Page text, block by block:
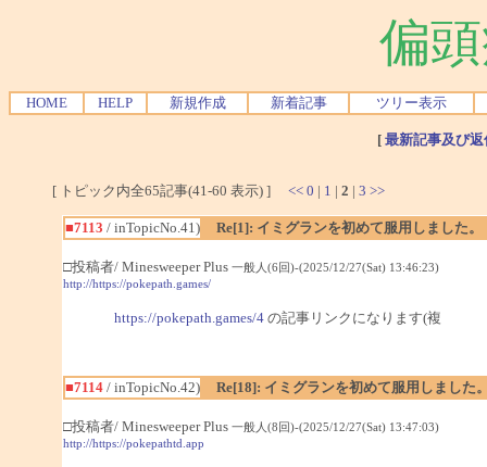
偏
HOME HELP 新規作成 新着記事 ツリー表示
[ 最新記事及び
[ トピック内全65記事(41-60 表示) ] << 0 | 1 | 2 | 3 >>
■7113 / inTopicNo.41) Re[1]: イミグランを初めて服用しました。
□投稿者/ Minesweeper Plus 一般人(6回)-(2025/12/27(Sat) 13:46:23)
http://https://pokepath.games/
https://pokepath.games/4の記事リンクになります(複
■7114/ inTopicNo.42) Re[18]: イミグランを初めて服用しました
□投稿者/ Minesweeper Plus 一般人(8回)-(2025/12/27(Sat) 13:47:03)
http://https://pokepathtd.app